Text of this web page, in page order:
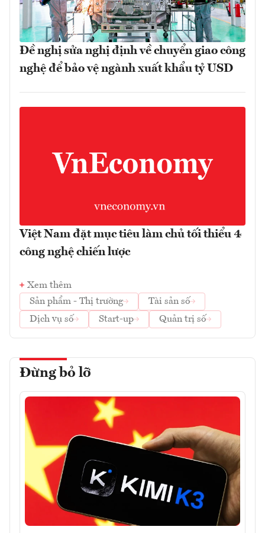
Đề nghị sửa nghị định về chuyển giao công
nghệ để bảo vệ ngành xuất khẩu tỷ USD
Việt Nam đặt mục tiêu làm chủ tối thiểu 4
công nghệ chiến lược
Xem thêm
Sản phẩm - Thị trường
Tài sản số
Dịch vụ số
Start-up Quản trị số
Đừng bỏ lỡ